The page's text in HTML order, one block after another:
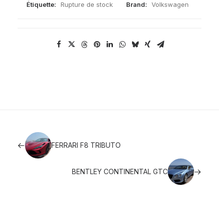
Étiquette:
Rupture de stock Brand: Volkswagen
FERRARI F8 TRIBUTO
BENTLEY CONTINENTAL GTC